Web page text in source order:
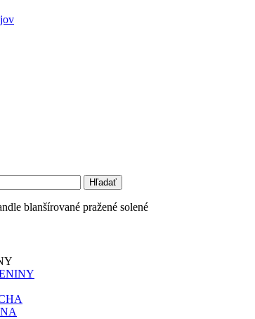
blanšírované pražené solené